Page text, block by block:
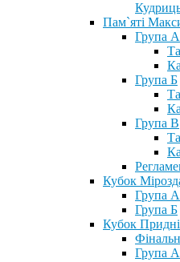
Пам`яті
Група А
Група Б
Група В
Кубок
Група А
Група Б
Кубок
Група А